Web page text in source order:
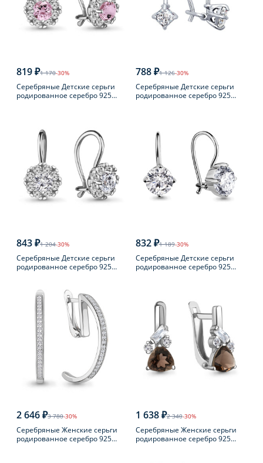
819 ₽1 170-30%
Серебряные Детские серьги
родированное серебро 925
788 ₽1 126-30%
Серебряные Детские серьги
родированное серебро 925
843 ₽1 204-30%
Серебряные Детские серьги
родированное серебро 925
832 ₽1 189-30%
Серебряные Детские серьги
родированное серебро 925
2 646 ₽3 780-30%
Серебряные Женские серьги
родированное серебро 925
1 638 ₽2 340-30%
Серебряные Женские серьги
родированное серебро 925